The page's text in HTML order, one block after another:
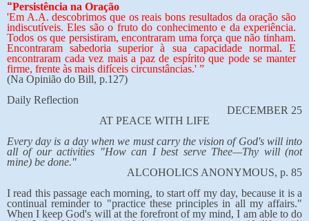
“Persistência na Oração
'Em A.A. descobrimos que os reais bons resultados da oração são
indiscutíveis. Eles são o fruto do conhecimento e da experiência.
Todos os que persistiram, encontraram uma força que não tinham.
Encontraram sabedoria superior à sua capacidade normal. E
encontraram cada vez mais a paz de espírito que pode se manter
firme, frente às mais difíceis circunstâncias.' ”
(Na Opinião do Bill, p.127)
Daily Reflection
DECEMBER 25
AT PEACE WITH LIFE
Every day is a day when we must carry the vision of God's will into
all of our activities "How can I best serve Thee—Thy will (not
mine) be done."
ALCOHOLICS ANONYMOUS, p. 85
I read this passage each morning, to start off my day, because it is a
continual reminder to "practice these principles in all my affairs."
When I keep God's will at the forefront of my mind, I am able to do